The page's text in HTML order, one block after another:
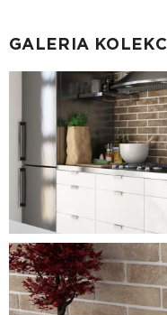
GALERIA